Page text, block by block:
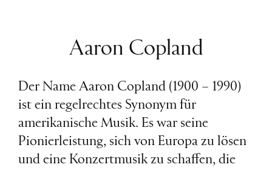
Aaron Copland
Der Name Aaron Copland (1900 − 1990)
ist ein regelrechtes Synonym für
amerikanische Musik. Es war seine
Pionierleistung, sich von Europa zu lösen
und eine Konzertmusik zu schaffen, die